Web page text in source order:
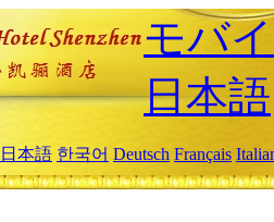
モバ
日本語
日本語 한국어 Deutsch Français